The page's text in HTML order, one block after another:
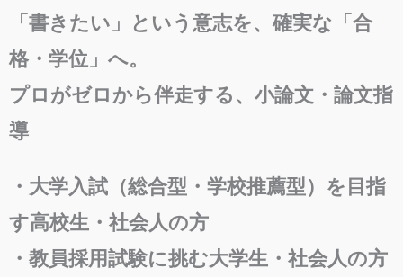
「書きたい」という意志を、確実な「合
格・学位」へ。
プロがゼロから伴走する、小論文・論文指
導
・大学入試（総合型・学校推薦型）を目指
す高校生・社会人の方
・教員採用試験に挑む大学生・社会人の方